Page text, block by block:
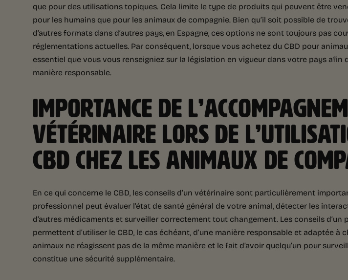
que pour des utilisations topiques. Cela limite le type de produits qui peuvent être
pour les humains que pour les animaux de compagnie. Bien qu’il soit possible de
d’autres formats dans d’autres pays, en Espagne, ces options ne sont toujours pas
réglementations actuelles. Par conséquent, lorsque vous achetez du CBD pour
essentiel que vous vous renseigniez sur la législation en vigueur dans votre pays afin
manière responsable.
IMPORTANCE DE
VÉTÉRINAIRE LORS DE
CBD CHEZ LES ANIMAUX DE
En ce qui concerne le CBD, les conseils d’un vétérinaire sont particulièrement
professionnel peut évaluer l’état de santé général de votre animal, détecter les
d’autres médicaments et surveiller correctement tout changement. Les conseils d’un
permettent d’utiliser le CBD, le cas échéant, d’une manière responsable et adaptée à
animaux ne réagissent pas de la même manière et le fait d’avoir quelqu’un pour
constitue une sécurité supplémentaire.